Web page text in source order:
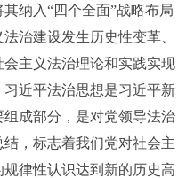
纳入“四个全面”战略布局
治建设发生历史性变革、
主义法治理论和实践实现
近平法治思想是习近平新
成部分，是对党领导法治
，标志着我们党对社会主
律性认识达到新的历史高